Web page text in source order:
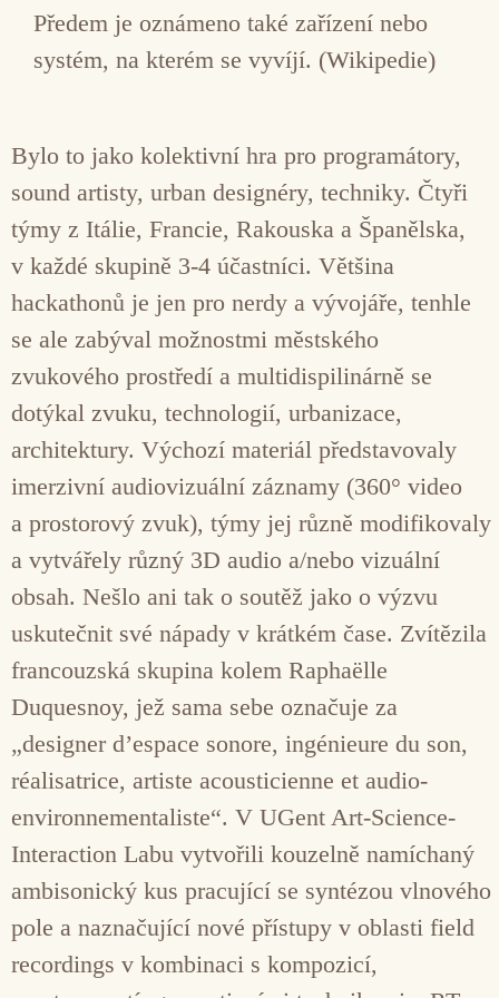
Předem je oznámeno také zařízení nebo
systém, na kterém se vyvíjí. (Wikipedie)
Bylo to jako kolektivní hra pro programátory,
sound artisty, urban designéry, techniky. Čtyři
týmy z Itálie, Francie, Rakouska a Španělska,
v každé skupině 3-4 účastníci. Většina
hackathonů je jen pro nerdy a vývojáře, tenhle
se ale zabýval možnostmi městského
zvukového prostředí a multidispilinárně se
dotýkal zvuku, technologií, urbanizace,
architektury. Výchozí materiál představovaly
imerzivní audiovizuální záznamy (360° video
a prostorový zvuk), týmy jej různě modifikovaly
a vytvářely různý 3D audio a/nebo vizuální
obsah. Nešlo ani tak o soutěž jako o výzvu
uskutečnit své nápady v krátkém čase. Zvítězila
francouzská skupina kolem Raphaëlle
Duquesnoy, jež sama sebe označuje za
„designer d’espace sonore, ingénieure du son,
réalisatrice, artiste acousticienne et audio-
environnementaliste“. V UGent Art-Science-
Interaction Labu vytvořili kouzelně namíchaný
ambisonický kus pracující se syntézou vlnového
pole a naznačující nové přístupy v oblasti field
recordings v kombinaci s kompozicí,